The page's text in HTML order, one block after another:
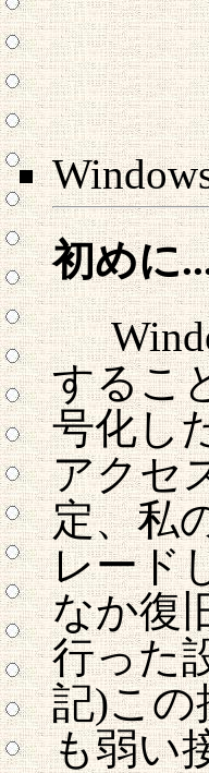
初めに
するこ
号化し
アクセ
定、私
レード
なか復
行った
記)この
も弱い